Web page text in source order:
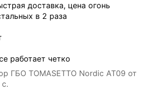
доставка, цена огонь
в 2 раза
работает четко
ГБО TOMASETTO Nordic AT09 от